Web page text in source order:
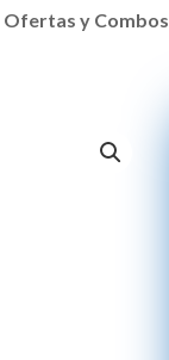
Ofertas y Combos